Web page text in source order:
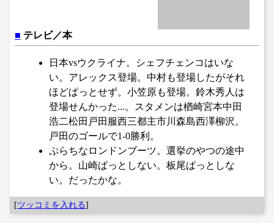
■ テレビ／本
日本vsウクライナ。シェフチェンコはいな
い。アレックス登場。中村も登場したがそれ
ほどぱっとせず。小笠原も登場。鈴木秀人は
登場せんかった...。スタメンは楢崎宮本中田
浩二松田戸田服西三都主市川森島西澤柳沢。
戸田のゴールで1-0勝利。
ぷらちなロンドンブーツ。選挙のやつの途中
から。山崎ぱっとしない。板尾ぱっとしな
い。だったかな。
[ツッコミを入れる]